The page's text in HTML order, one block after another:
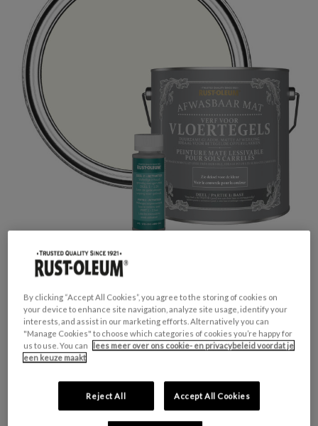
GESCHIKT VOOR: Vloertegels
KLEURGROEP: Wit
KLEURCOLLECTIE:
Mat
By clicking “Accept All Cookies”, you agree to the storing of cookies on
your device to enhance site navigation, analyze site usage, identify your
interests, and assist in our marketing efforts. Alternatively you can
"Manage Cookies" to choose which categories of cookies you’re happy for
us to use. You can
lees meer over ons cookie- en privacybeleid voordat je
een keuze maakt
Reject All Accept All Cookies